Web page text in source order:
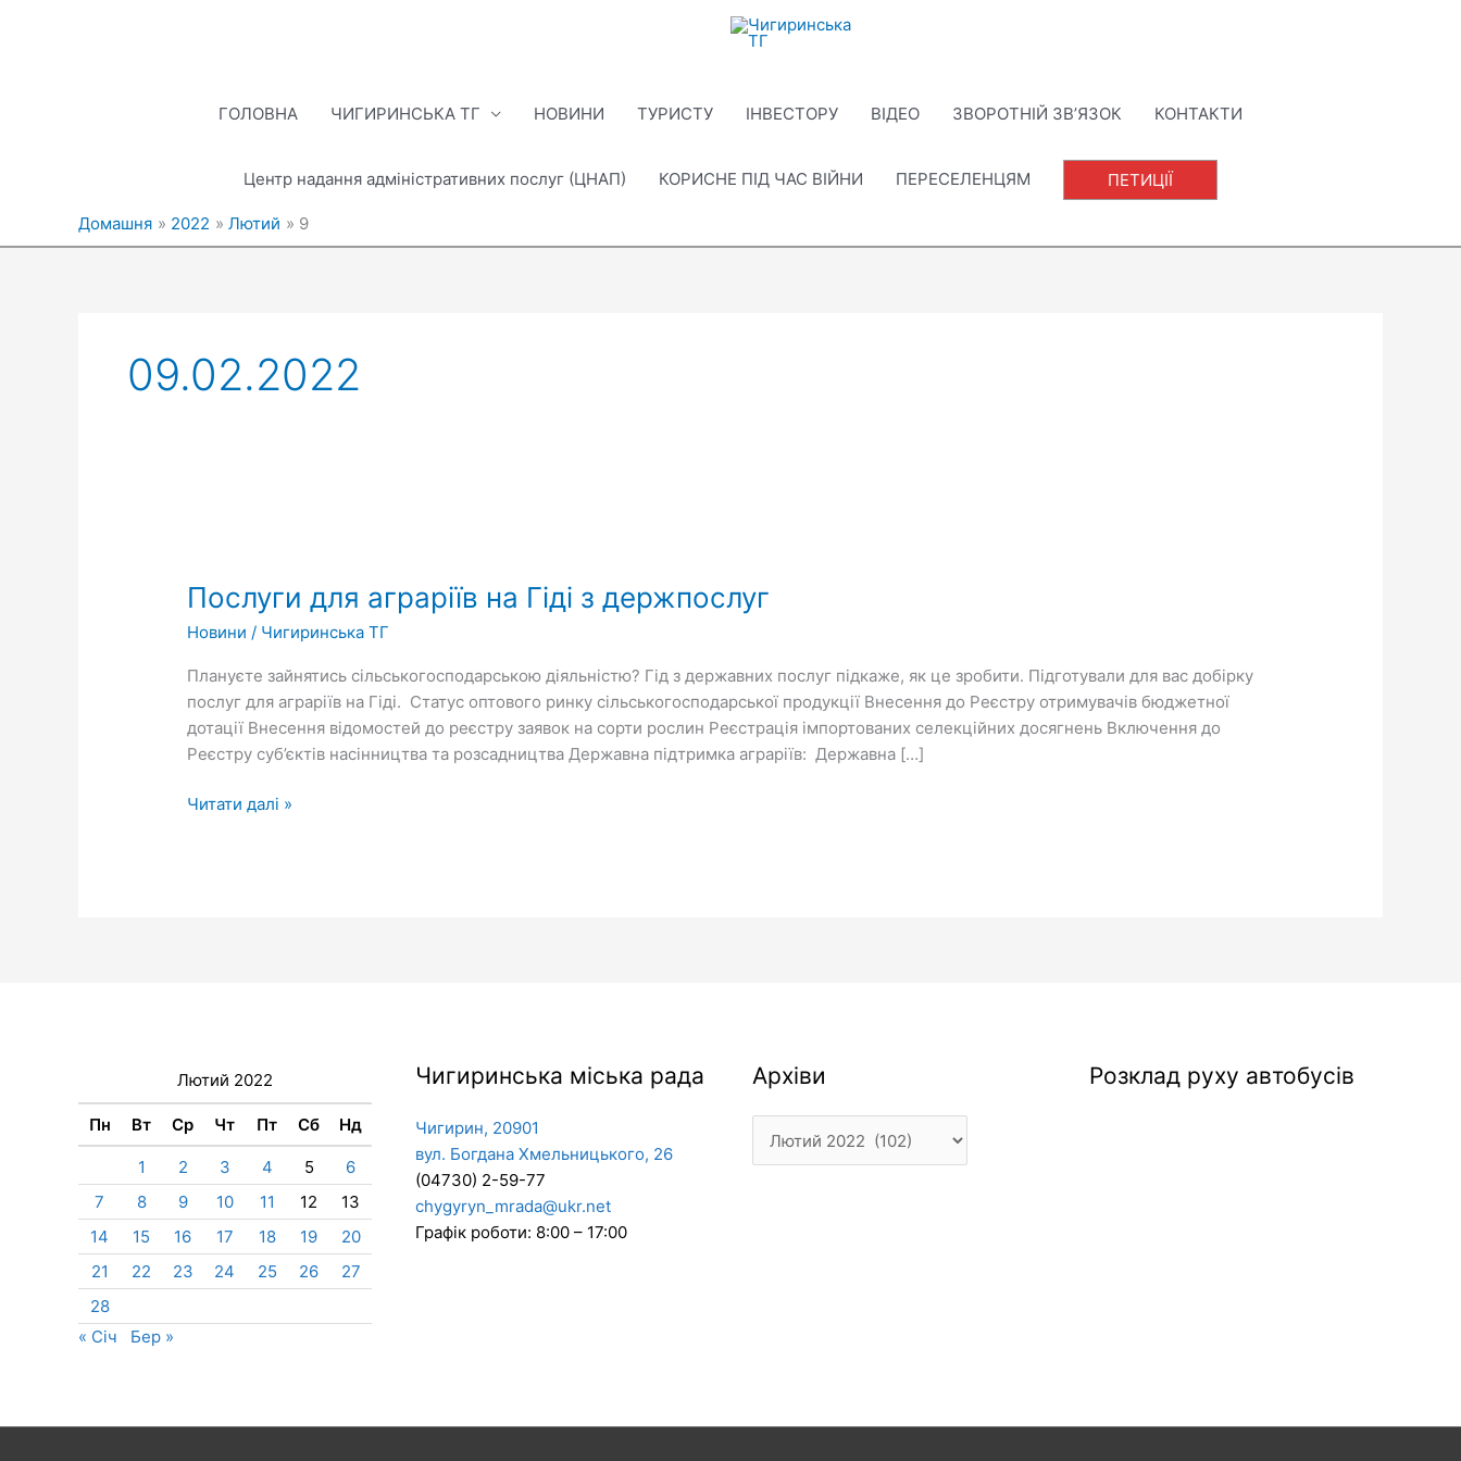
ГОЛОВНА ЧИГИРИНСЬКА ТГ НОВИНИ ТУРИСТУ ІНВЕСТОРУ ВІДЕО ЗВОРОТНІЙ ЗВ’ЯЗОК КОНТАКТИ
Центр надання адміністративних послуг (ЦНАП) КОРИСНЕ ПІД ЧАС ВІЙНИ ПЕРЕСЕЛЕНЦЯМ ПЕТИЦІЇ
Домашня 2022 Лютий 9
09.02.2022
Послуги для аграріїв на Гіді з держпослуг
Новини / Чигиринська ТГ
Плануєте зайнятись сільськогосподарською діяльністю? Гід з державних послуг підкаже, як це зробити. Підготували для вас добірку
послуг для аграріїв на Гіді. Статус оптового ринку сільськогосподарської продукції Внесення до Реєстру отримувачів бюджетної
дотації Внесення відомостей до реєстру заявок на сорти рослин Реєстрація імпортованих селекційних досягнень Включення до
Реєстру суб’єктів насінництва та розсадництва Державна підтримка аграріїв: Державна […]
аграріїв
Гіді
з
держпослуг
Читати далі »
Лютий 2022
Пн Вт Ср Чт Пт Сб Нд
1 2 3 4 5
6
7
8 9 10 11 12
13
14
15 16 17 18 19
20
21
22 23 24 25 26
27
28
« Січ
Бер »
Чигиринська міська рада
Чигирин, 20901
вул. Богдана Хмельницького, 26
(04730) 2-59-77
chygyryn_mrada@ukr.net
Графік роботи: 8:00 – 17:00
Архіви
Архіви Розклад руху автобусів